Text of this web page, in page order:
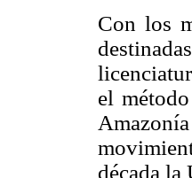
Con los
el
década